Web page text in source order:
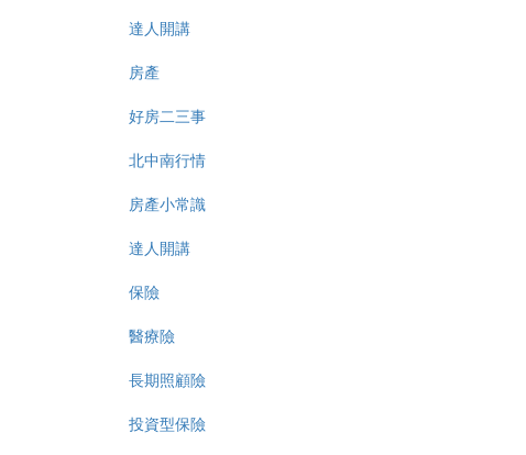
達人開講
房產
好房二三事
北中南行情
房產小常識
達人開講
保險
醫療險
長期照顧險
投資型保險